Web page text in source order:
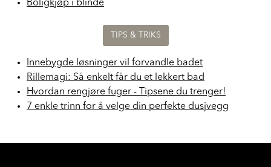
Boligkjøp i blinde
TIPS & TRIKS
Innebygde løsninger vil forvandle badet
Rillemagi: Så enkelt får du et lekkert bad
Hvordan rengjøre fuger - Tipsene du trenger!
7 enkle trinn for å velge din perfekte dusjvegg